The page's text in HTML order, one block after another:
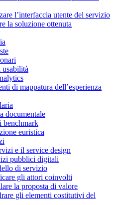
l’interfaccia utente del servizio
la soluzione ottenuta
usabilità
di mappatura dell’esperienza
documentale
benchmark
euristica
e il service design
pubblici digitali
di servizio
gli attori coinvolti
la proposta di valore
gli elementi costitutivi del